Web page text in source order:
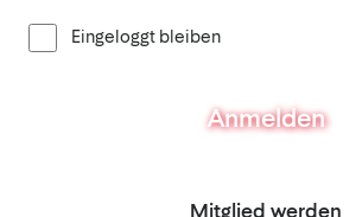
Eingeloggt bleiben
Anmelden
Mitglied werden